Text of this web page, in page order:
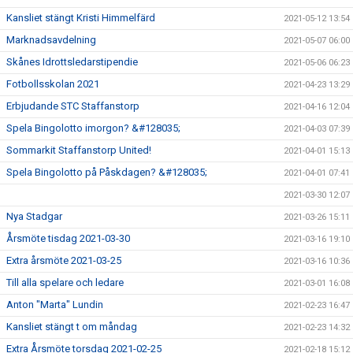
Kansliet stängt Kristi Himmelfärd 2021-05-12 13:54
Marknadsavdelning 2021-05-07 06:00
Skånes Idrottsledarstipendie 2021-05-06 06:23
Fotbollsskolan 2021 2021-04-23 13:29
Erbjudande STC Staffanstorp 2021-04-16 12:04
Spela Bingolotto imorgon? &#128035; 2021-04-03 07:39
Sommarkit Staffanstorp United! 2021-04-01 15:13
Spela Bingolotto på Påskdagen? &#128035; 2021-04-01 07:41
2021-03-30 12:07
Nya Stadgar 2021-03-26 15:11
Årsmöte tisdag 2021-03-30 2021-03-16 19:10
Extra årsmöte 2021-03-25 2021-03-16 10:36
Till alla spelare och ledare 2021-03-01 16:08
Anton "Marta" Lundin 2021-02-23 16:47
Kansliet stängt t om måndag 2021-02-23 14:32
Extra Årsmöte torsdag 2021-02-25 2021-02-18 15:12